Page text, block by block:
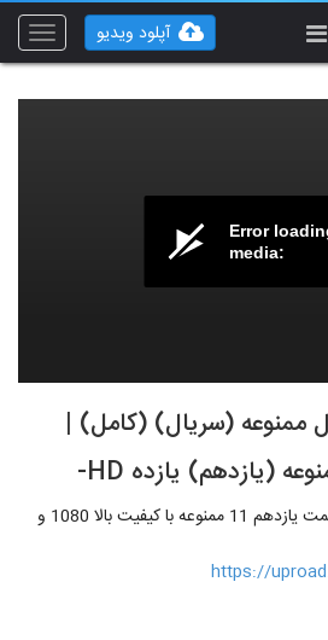
Toggle
آپلود ویدیو
Error
media:
ممنوعه (سریال) (کامل) |
دانلود کامل سریال ممنوعه قسمت یازدهم 11 ممنوعه با کیفیت بالا 1080 و
https://